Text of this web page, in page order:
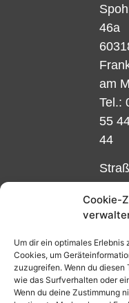
Cookie-
Um dir ein optimales
Cookies, um
zuzugreifen. Wenn du
wie das Surfverhalten oder
Wenn du deine Zustimmung
46a
am
Tel.:
55
44
und
Platz
oder